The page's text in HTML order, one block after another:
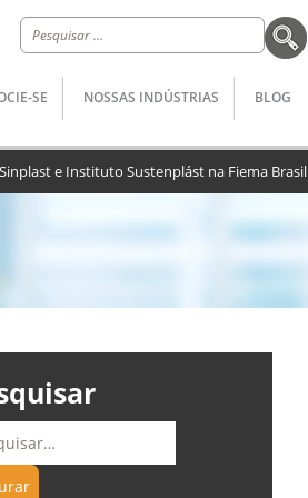
Pesquisar
por:
SE NOSSAS INDÚSTRIAS BLOG
Sinplast e Instituto Sustenplást na Fiema Brasil